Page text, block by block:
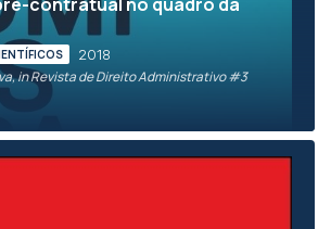
2018
in Revista de Direito Administrativo #3